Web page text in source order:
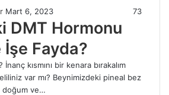
Mart 6, 2023 73
DMT Hormonu
İşe Fayda?
İnanç kısmını bir kenara bırakalım
var mı? Beynimizdeki pineal bez
doğum ve…